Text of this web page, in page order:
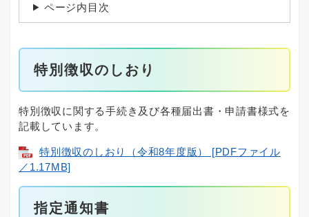
ページ内目次
特別徴収のしおり
特別徴収に関する手続き及び各種届出書・申請書様式を
記載しています。
特別徴収のしおり（令和8年度版） [PDFファイル
／1.17MB]
指定通知書